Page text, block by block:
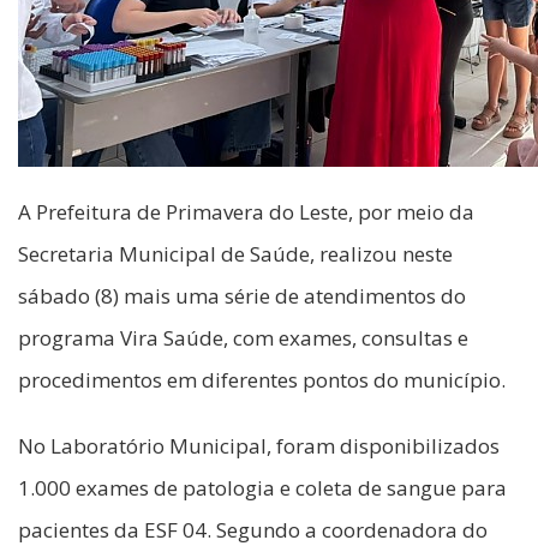
A Prefeitura de Primavera do Leste, por meio da
Secretaria Municipal de Saúde, realizou neste
sábado (8) mais uma série de atendimentos do
programa Vira Saúde, com exames, consultas e
procedimentos em diferentes pontos do município.
No Laboratório Municipal, foram disponibilizados
1.000 exames de patologia e coleta de sangue para
pacientes da ESF 04. Segundo a coordenadora do